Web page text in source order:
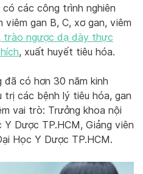
các công trình nghiên
viêm gan B, C, xơ gan, viêm
trào ngược dạ dày thực
, xuất huyết tiêu hóa.
đã có hơn 30 năm kinh
trị các bệnh lý tiêu hóa, gan
vai trò: Trưởng khoa nội
Dược TP.HCM, Giảng viên
Học Y Dược TP.HCM.